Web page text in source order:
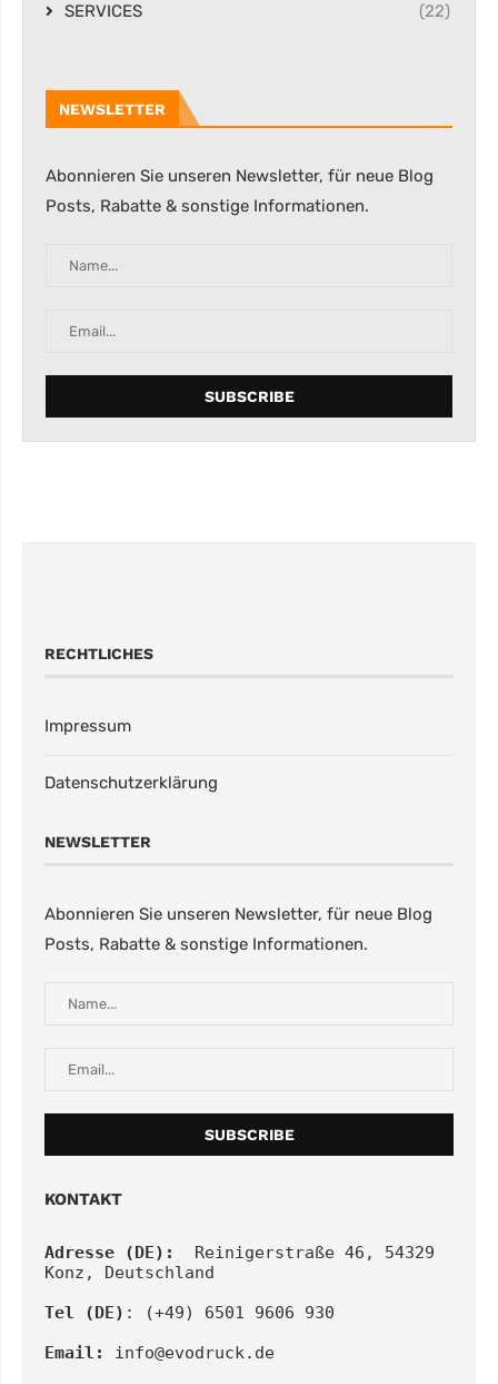
SERVICES (22)
NEWSLETTER
Abonnieren Sie unseren Newsletter, für neue Blog
Posts, Rabatte & sonstige Informationen.
RECHTLICHES
Impressum
Datenschutzerklärung
NEWSLETTER
Abonnieren Sie unseren Newsletter, für neue Blog
Posts, Rabatte & sonstige Informationen.
KONTAKT
Adresse (DE):
Reinigerstraße 46, 54329
Konz, Deutschland
Tel (DE) : (+49) 6501 9606 930
Email:
info@evodruck.de